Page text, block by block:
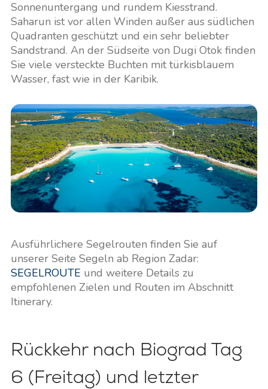
Sonnenuntergang und rundem Kiesstrand.
Saharun ist vor allen Winden außer aus südlichen
Quadranten geschützt und ein sehr beliebter
Sandstrand. An der Südseite von Dugi Otok finden
Sie viele versteckte Buchten mit türkisblauem
Wasser, fast wie in der Karibik.
Ausführlichere Segelrouten finden Sie auf
unserer Seite Segeln ab Region Zadar:
SEGELROUTE und weitere Details zu
empfohlenen Zielen und Routen im Abschnitt
Itinerary.
Rückkehr nach Biograd Tag
6 (Freitag) und letzter